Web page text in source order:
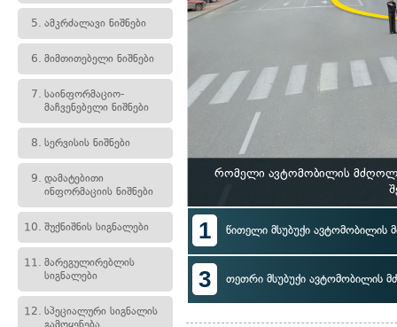
5. ამკრძალავი ნიშნები
6. მიმთითებელი ნიშნები
7. საინფორმაციო-
მაჩვენებელი ნიშნები
8. სერვისის ნიშნები
9. დამატებითი
ინფორმაციის ნიშნები
10. შუქნიშნის სიგნალები
11. მარეგულირებლის
სიგნალები
12. სპეციალური სიგნალის
გამოყენება
რომელი ავტომობილის მძღოლი
1 წითელი მსუბუქი ავტომობილის
3 თეთრი მსუბუქი ავტომობილის